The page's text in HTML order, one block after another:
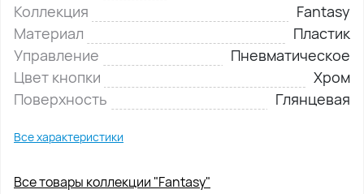
Коллекция
Fantasy
Материал
Пластик
Управление
Пневматическое
Цвет кнопки
Хром
Поверхность
Глянцевая
Все характеристики
Все товары коллекции "Fantasy"